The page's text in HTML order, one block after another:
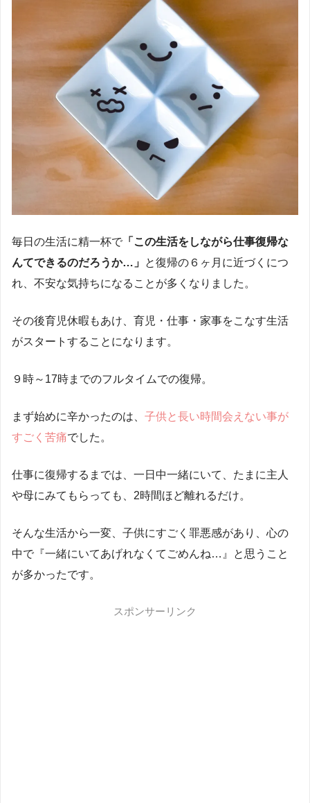
毎日の生活に精一杯で 「この生活をしながら仕事復帰な
んてできるのだろうか…」 と復帰の６ヶ月に近づくにつ
れ、不安な気持ちになることが多くなりました。
その後育児休暇もあけ、育児・仕事・家事をこなす生活
がスタートすることになります。
９時～17時までのフルタイムでの復帰。
まず始めに辛かったのは、 子供と長い時間会えない事が
すごく苦痛でした。
仕事に復帰するまでは、一日中一緒にいて、たまに主人
や母にみてもらっても、2時間ほど離れるだけ。
そんな生活から一変、子供にすごく罪悪感があり、心の
中で『一緒にいてあげれなくてごめんね…』と思うこと
が多かったです。
スポンサーリンク